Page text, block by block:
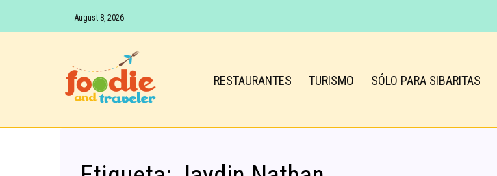
August 8, 2026
RESTAURANTES TURISMO SÓLO PARA SIBARITAS